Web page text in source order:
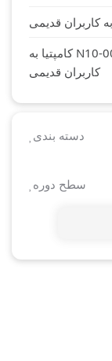
ارائه دوره جدید Network+ 2022 کد N10-008 کامپتیا به
کاربران قدیمی
دسته بندی
سطح دوره